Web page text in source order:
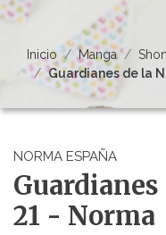
Inicio Manga
Guardianes de la
NORMA ESPAÑA
Guardianes
21 - Norma